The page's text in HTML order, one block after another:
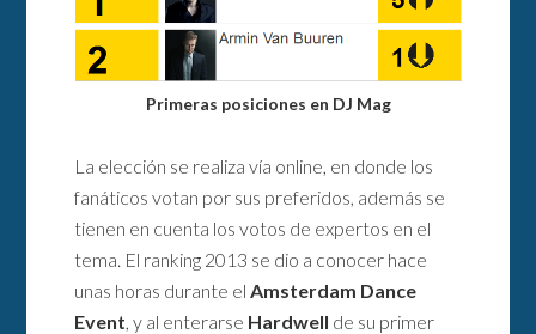
Primeras posiciones en DJ Mag
La elección se realiza vía online, en donde los
fanáticos votan por sus preferidos, además se
tienen en cuenta los votos de expertos en el
tema. El ranking 2013 se dio a conocer hace
unas horas durante el Amsterdam Dance
Event , y al enterarse Hardwell de su primer